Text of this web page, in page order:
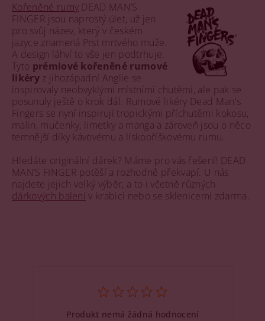
Kořeněné rumy DEAD MAN’S
FINGER jsou naprostý úlet, už jen
pro svůj název, který v českém
jazyce znamená Prst mrtvého muže.
A design láhví to vše jen podtrhuje.
Tyto prémiové kořeněné rumové
likéryz jihozápadní Anglie se
inspirovaly neobvyklými místními chutěmi, ale pak se
posunuly ještě o krok dál. Rumové likéry Dead Man's
Fingers se nyní inspirují tropickými příchutěmi kokosu,
malin, mučenky, limetky a manga a zároveň jsou o něco
temnější díky kávovému a lískooříškovému rumu.
Hledáte originální dárek? Máme pro vás řešení! DEAD
MAN’S FINGER potěší a rozhodně překvapí. U nás
najdete jejich velký výběr, a to i včetně různých
dárkových balenív krabici nebo se sklenicemi zdarma.
Produkt nemá žádná hodnocení